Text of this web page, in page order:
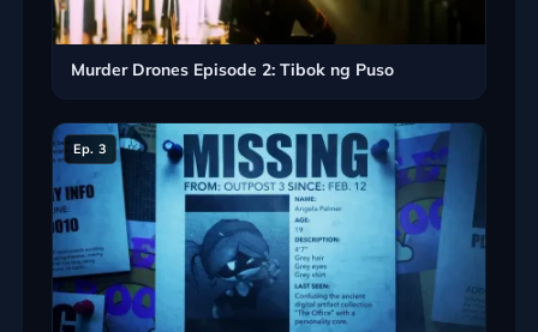
Murder Drones Episode 2: Tibok ng Puso
Ep. 3